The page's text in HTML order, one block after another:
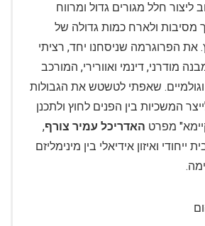
חלל מגורים גדול ומרווח
מסיבות ולארח כמות גדולה של
את הפרוגרמה שניסחנו יחד, רציתי
מודרני, דינמי ואוורירי, המורכב
שאפתי לטשטש את הגבולות
המשכיות בין הפנים לחוץ ולתכנן
מפרט האדריכל עמיר צורף,
ייחודי ואיזון אידיאלי בין מינימליזם